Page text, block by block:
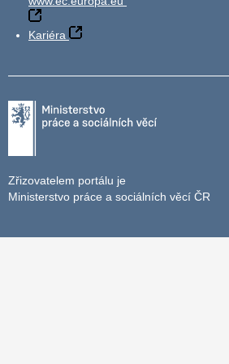
Kariéra
Zřizovatelem portálu je
Ministerstvo práce a sociálních věcí ČR